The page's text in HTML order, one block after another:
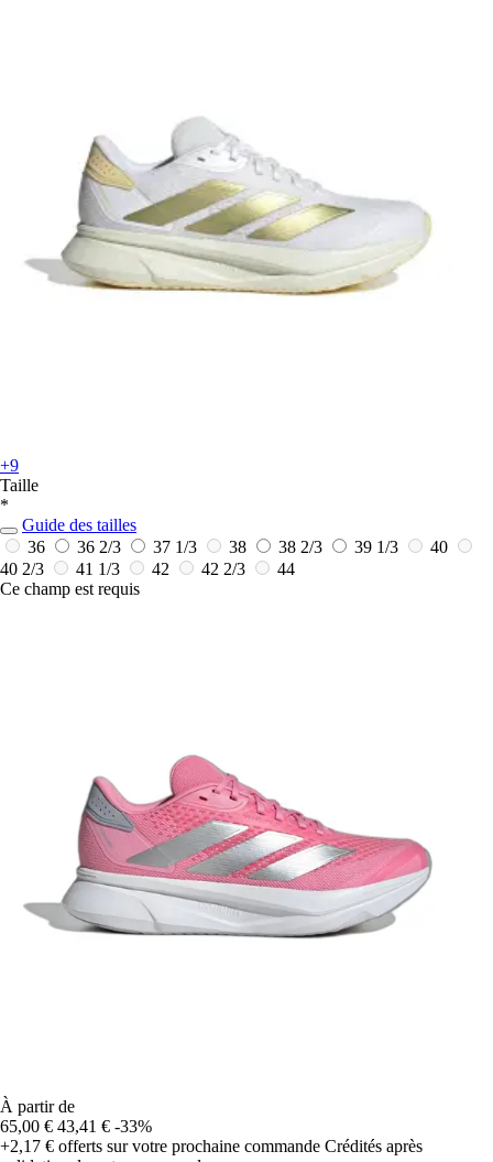
+9
Taille
*
Guide des tailles
36
36 2/3 37 1/3 38 38 2/3 39 1/3
40
40 2/3
41 1/3 42 42 2/3
44
Ce champ est requis
À partir de
65,00 € 43,41 € -33%
+2,17 € offerts sur votre prochaine commande Crédités après